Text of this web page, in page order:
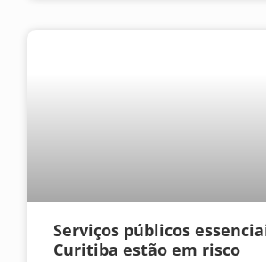
Serviços públicos
Curitiba estão em risco